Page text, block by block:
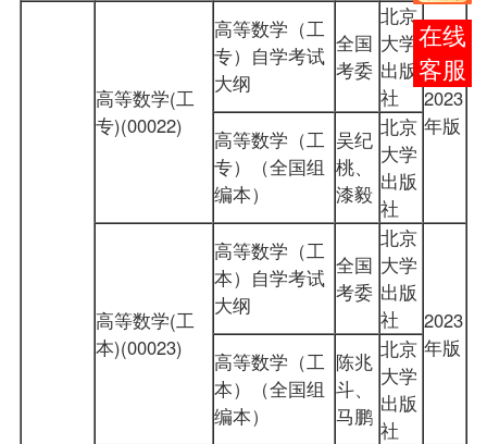
高等数学(工
专)(00022)
高等数学（工
专）自学考试
大纲
全国
考委
北京
大学
出版
社
2023
年版
高等数学（工
专）（全国组
编本）
吴纪
桃、
漆毅
北京
大学
出版
社
高等数学(工
本)(00023)
高等数学（工
本）自学考试
大纲
全国
考委
北京
大学
出版
社
2023
年版
高等数学（工
本）（全国组
编本）
陈兆
斗、
马鹏
北京
大学
出版
社
在线
客服